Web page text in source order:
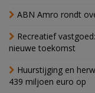
ABN Amro rondt
Recreatief
nieuwe toekomst
Huurstijging en
439 miljoen euro op